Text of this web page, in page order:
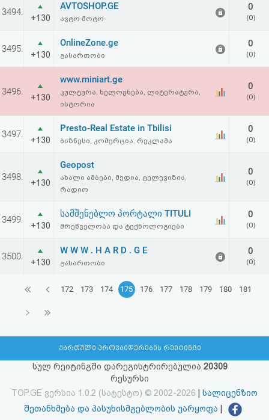
3494.
+130
AVTOSHOP.GE
ავტო მოტო
0
(0)
3495.
+130
OnlineZone.ge
გასართობი
0
(0)
3496.
+130
www.miniart.ge
კულტურა, ხელოვნება, ლიტერატურა,
ისტორია
0
(0)
3497.
+130
Presto-Real Estate in Tbilisi
ბიზნესი, კომერცია, რეკლამა
0
(0)
3498.
+130
Geopost
ახალი ამბები, მედია, ტელევიზია,
რადიო
0
(0)
3499.
+130
სამშენებლო პორტალი TITULI
მრეწველობა და ტექნოლოგიები
0
(0)
3500.
+130
W W W . H A R D . G E
გასართობი
0
(0)
172 173 174 175 176 177 178 179 180 181
ქართული პროვაიდერების რეიტინგი
სულ რეიტინგში დარეგისტრირებულია 20309
რესურსი
TOP.GE ვერსია 1.0.2 (სატესტო) © 2002-2026
სალიცენზიო
შეთანხმება და პასუხისმგებლობის უარყოფა